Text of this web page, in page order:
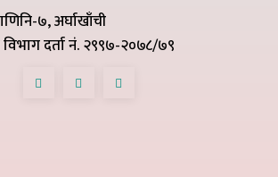
७, अर्घाखाँची
दर्ता नं. २९९७-२०७८/७९